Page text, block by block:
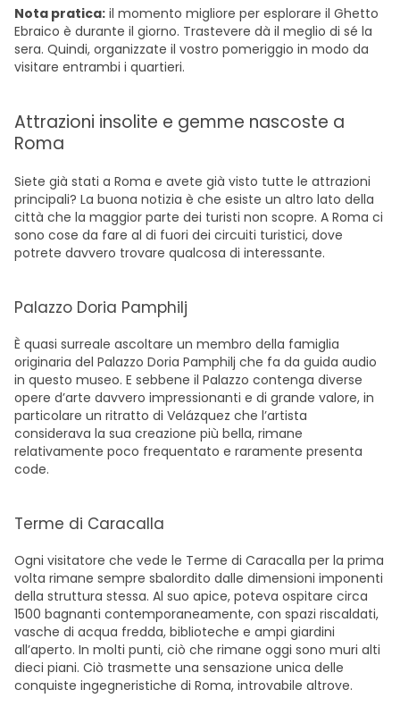
Nota pratica: il momento migliore per esplorare il Ghetto
Ebraico è durante il giorno. Trastevere dà il meglio di sé la
sera. Quindi, organizzate il vostro pomeriggio in modo da
visitare entrambi i quartieri.
Attrazioni insolite e gemme nascoste a
Roma
Siete già stati a Roma e avete già visto tutte le attrazioni
principali? La buona notizia è che esiste un altro lato della
città che la maggior parte dei turisti non scopre. A Roma ci
sono cose da fare al di fuori dei circuiti turistici, dove
potrete davvero trovare qualcosa di interessante.
Palazzo Doria Pamphilj
È quasi surreale ascoltare un membro della famiglia
originaria del Palazzo Doria Pamphilj che fa da guida audio
in questo museo. E sebbene il Palazzo contenga diverse
opere d’arte davvero impressionanti e di grande valore, in
particolare un ritratto di Velázquez che l’artista
considerava la sua creazione più bella, rimane
relativamente poco frequentato e raramente presenta
code.
Terme di Caracalla
Ogni visitatore che vede le Terme di Caracalla per la prima
volta rimane sempre sbalordito dalle dimensioni imponenti
della struttura stessa. Al suo apice, poteva ospitare circa
1500 bagnanti contemporaneamente, con spazi riscaldati,
vasche di acqua fredda, biblioteche e ampi giardini
all’aperto. In molti punti, ciò che rimane oggi sono muri alti
dieci piani. Ciò trasmette una sensazione unica delle
conquiste ingegneristiche di Roma, introvabile altrove.